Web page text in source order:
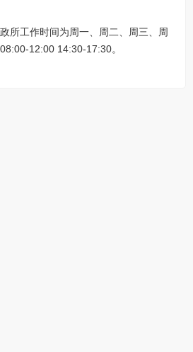
所工作时间为周一、周二、周三、周
12:00 14:30-17:30。